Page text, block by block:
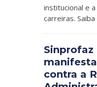
institucional e
carreiras. Saiba
contra a